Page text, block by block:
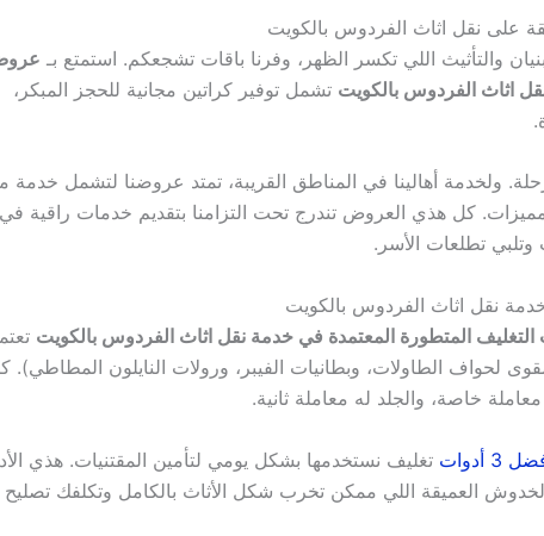
نقل اثاث الفردوس بالكويت
والتأثيث اللي تكسر الظهر، وفرنا باقات تشجعكم. استمتع بـ
اثاث الفردوس بالكويت تشمل توفير كراتين مجانية للحجز المبكر،
ولخدمة أهالينا في المناطق القريبة، تمتد عروضنا لتشمل خدمة
كل هذي العروض تندرج تحت التزامنا بتقديم خدمات راقية في
وتلبي تطلعات الأسر.
نقل اثاث الفردوس بالكويت
المتطورة المعتمدة في خدمة نقل اثاث الفردوس بالكويت
لحواف الطاولات، وبطانيات الفيبر، ورولات النايلون
خاصة، والجلد له معاملة ثانية.
3 أدوات
تغليف نستخدمها بشكل يومي لتأمين المقتنيات. هذي
العميقة اللي ممكن تخرب شكل الأثاث بالكامل وتكلفك تصليح